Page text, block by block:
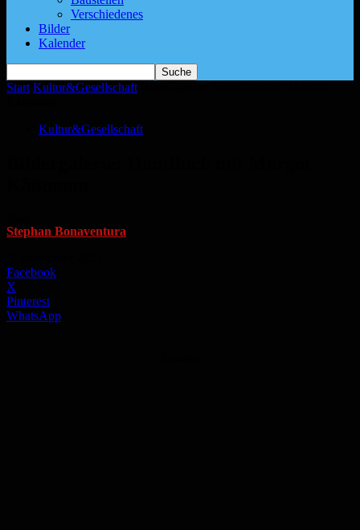
Verschiedenes
Bilder
Kalender
Start Kultur&Gesellschaft
Kultur&Gesellschaft
Stephan Bonaventura
Facebook
X
Pinterest
WhatsApp